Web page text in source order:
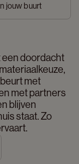
jouw buurt
doordacht
met
met partners
blijven
staat. Zo